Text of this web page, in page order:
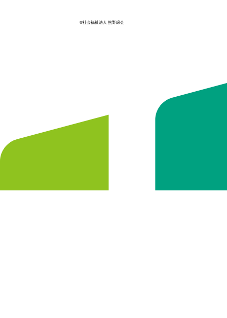
©社会福祉法人 熊野緑会